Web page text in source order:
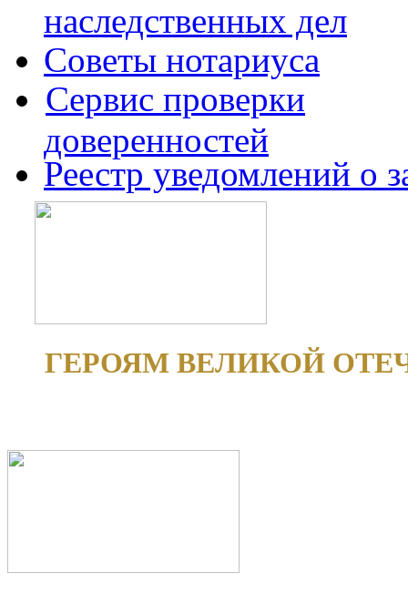
наследственных дел
Советы нотариуса
Сервис проверки
доверенностей
Реестр уведомлений о
ГЕРОЯМ ВЕЛИКОЙ